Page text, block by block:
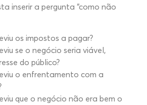
inserir a pergunta “como não
os impostos a pagar?
se o negócio seria viável,
do público?
o enfrentamento com a
que o negócio não era bem o